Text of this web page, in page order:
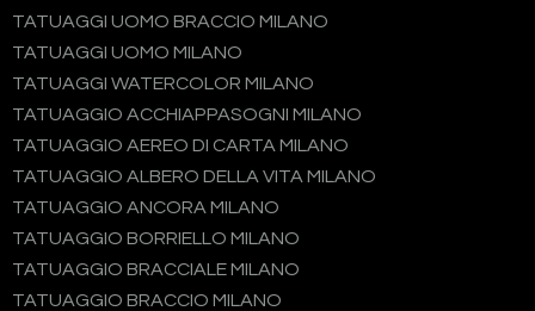
TATUAGGI UOMO BRACCIO MILANO
TATUAGGI UOMO MILANO
TATUAGGI WATERCOLOR MILANO
TATUAGGIO ACCHIAPPASOGNI MILANO
TATUAGGIO AEREO DI CARTA MILANO
TATUAGGIO ALBERO DELLA VITA MILANO
TATUAGGIO ANCORA MILANO
TATUAGGIO BORRIELLO MILANO
TATUAGGIO BRACCIALE MILANO
TATUAGGIO BRACCIO MILANO